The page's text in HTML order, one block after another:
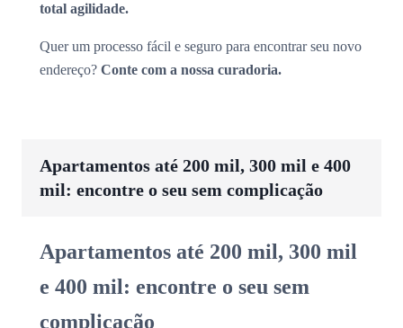
total agilidade.
Quer um processo fácil e seguro para encontrar seu novo
endereço? Conte com a nossa curadoria.
Apartamentos até 200 mil, 300 mil e 400
mil: encontre o seu sem complicação
Apartamentos até 200 mil, 300 mil
e 400 mil: encontre o seu sem
complicação